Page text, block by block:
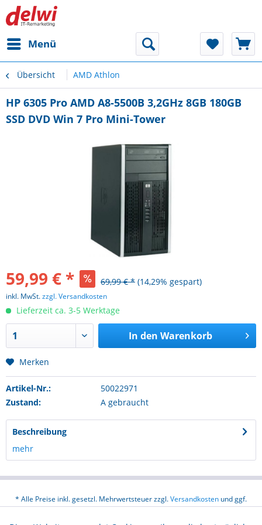
Menü
Übersicht AMD Athlon
HP 6305 Pro AMD A8-5500B 3,2GHz 8GB 180GB
SSD DVD Win 7 Pro Mini-Tower
59,99 € * 69,99 € * (14,29% gespart)
inkl. MwSt.zzgl. Versandkosten
Lieferzeit ca. 3-5 Werktage
In den Warenkorb
Merken
Artikel-Nr.:
50022971
Zustand:
A gebraucht
Beschreibung
mehr
* Alle Preise inkl. gesetzl. Mehrwertsteuer zzgl.Versandkosten und ggf.